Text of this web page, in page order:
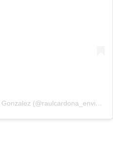
Una publicación compartida de Raul Cardona Gonzalez (@raulcardona_envigado)